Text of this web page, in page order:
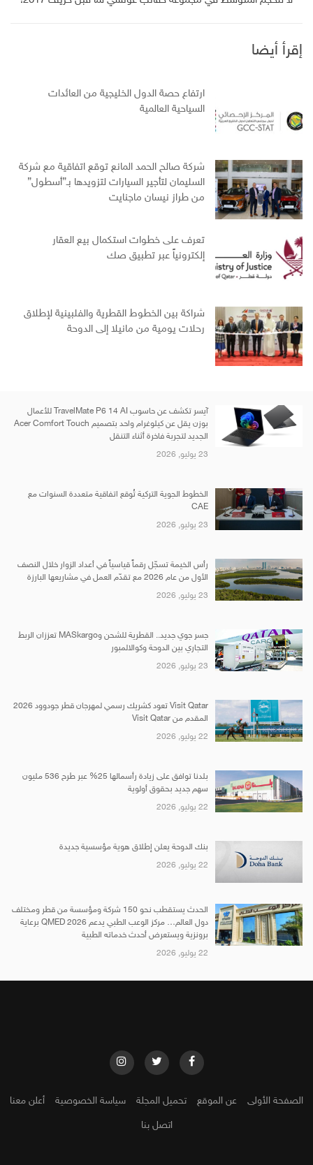
إقرأ أيضا
ارتفاع حصة الدول الخليجية من العائدات
السياحية العالمية
شركة صالح الحمد المانع توقع اتفاقية مع شركة
السليمان لتأجير السيارات لتزويدها بـ”أسطول”
من طراز نيسان ماجنايت
تعرف على خطوات استكمال بيع العقار
إلكترونياً عبر تطبيق صك
شراكة بين الخطوط القطرية والفلبينية لإطلاق
رحلات يومية من مانيلا إلى الدوحة
آيسر تكشف عن حاسوب TravelMate P6 14 AI للأعمال
بوزن يقل عن كيلوغرام واحد بتصميم Acer Comfort Touch
الجديد لتجربة فاخرة أثناء التنقل
23 يوليو, 2026
الخطوط الجوية التركية تُوقع اتفاقية متعددة السنوات مع
CAE
23 يوليو, 2026
رأس الخيمة تسجّل رقماً قياسياً في أعداد الزوار خلال النصف
الأول من عام 2026 مع تقدّم العمل في مشاريعها البارزة
23 يوليو, 2026
جسر جوي جديد.. القطرية للشحن وMASkargo تعززان الربط
التجاري بين الدوحة وكوالالمبور
23 يوليو, 2026
Visit Qatar تعود كشريك رسمي لمهرجان قطر جودوود 2026
المقدم من Visit Qatar
22 يوليو, 2026
بلدنا توافق على زيادة رأسمالها 25% عبر طرح 536 مليون
سهم جديد بحقوق أولوية
22 يوليو, 2026
بنك الدوحة يعلن إطلاق هوية مؤسسية جديدة
22 يوليو, 2026
الحدث يستقطب نحو 150 شركة ومؤسسة من قطر ومختلف
دول العالم… مركز الوعب الطبي يدعم QMED 2026 برعاية
برونزية ويستعرض أحدث خدماته الطبية
22 يوليو, 2026
الصفحة الأولى عن الموقع تحميل المجلة سياسة الخصوصية أعلن معنا
اتصل بنا